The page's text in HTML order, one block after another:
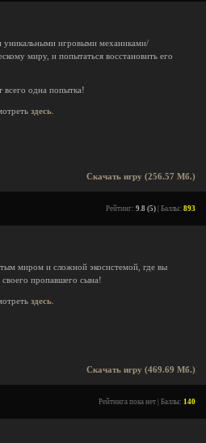
уникальными игровыми механиками/
миру, и попытаться восстановить его
всего одна попытка!
здесь
Скачать игру (256.57 Мб.)
Рейтинг: 9.8 (5) | Баллы: 893
миром и сложной экосистемой, где вы
пропавшего сына!
здесь
Скачать игру (469.69 Мб.)
Рейтинга пока нет | Баллы: 140